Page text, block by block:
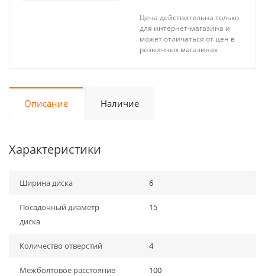
Цена действительна только
для интернет-магазина и
может отличаться от цен в
розничных магазинах
Описание Наличие
Характеристики
Ширина диска 6
Посадочный диаметр
диска
15
Количество отверстий 4
Межболтовое расстояние 100